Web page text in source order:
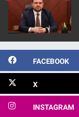
FACEBOOK
X
INSTAGRAM